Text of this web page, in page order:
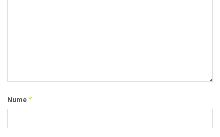
Nume *